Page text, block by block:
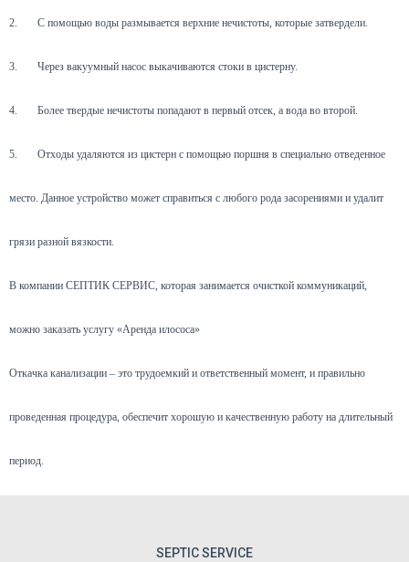
2. С помощью воды размывается верхние нечистоты, которые затвердели.
3. Через вакуумный насос выкачиваются стоки в цистерну.
4. Более твердые нечистоты попадают в первый отсек, а вода во второй.
5. Отходы удаляются из цистерн с помощью поршня в специально отведенное
место. Данное устройство может справиться с любого рода засорениями и удалит
грязи разной вязкости.
В компании СЕПТИК СЕРВИС, которая занимается очисткой коммуникаций,
можно заказать услугу «Аренда илососа»
Откачка канализации – это трудоемкий и ответственный момент, и правильно
проведенная процедура, обеспечит хорошую и качественную работу на длительный
период.
SEPTIC SERVICE